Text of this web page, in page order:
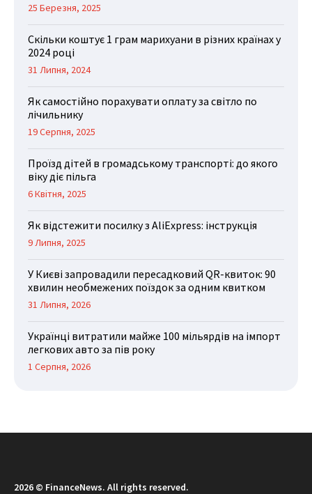
25 Березня, 2025
Скільки коштує 1 грам марихуани в різних країнах у
2024 році
31 Липня, 2024
Як самостійно порахувати оплату за світло по
лічильнику
19 Серпня, 2025
Проїзд дітей в громадському транспорті: до якого
віку діє пільга
6 Квітня, 2025
Як відстежити посилку з AliExpress: інструкція
9 Липня, 2025
У Києві запровадили пересадковий QR-квиток: 90
хвилин необмежених поїздок за одним квитком
31 Липня, 2026
Українці витратили майже 100 мільярдів на імпорт
легкових авто за пів року
1 Серпня, 2026
2026 © FinanceNews. All rights reserved.